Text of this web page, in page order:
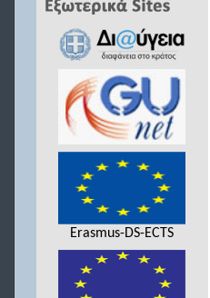
Erasmus-DS-ECTS